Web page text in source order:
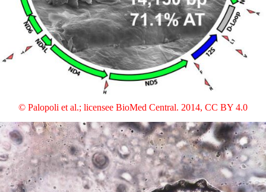
© Palopoli et al.; licensee BioMed Central. 2014, CC BY 4.0